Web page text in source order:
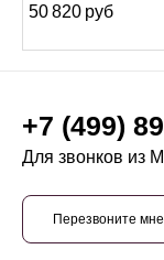
50 820 руб
+7 (499)
Для звонков из
Перезвоните мне